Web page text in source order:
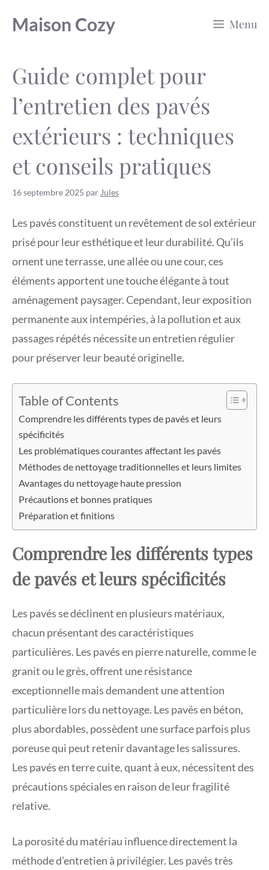
Maison Cozy Menu
Guide complet pour
l’entretien des pavés
extérieurs : techniques
et conseils pratiques
16 septembre 2025 par Jules
Les pavés constituent un revêtement de sol extérieur
prisé pour leur esthétique et leur durabilité. Qu’ils
ornent une terrasse, une allée ou une cour, ces
éléments apportent une touche élégante à tout
aménagement paysager. Cependant, leur exposition
permanente aux intempéries, à la pollution et aux
passages répétés nécessite un entretien régulier
pour préserver leur beauté originelle.
Table of Contents
Comprendre les différents types de pavés et leurs
spécificités
Les problématiques courantes affectant les pavés
Méthodes de nettoyage traditionnelles et leurs limites
Avantages du nettoyage haute pression
Précautions et bonnes pratiques
Préparation et finitions
Comprendre les différents types
de pavés et leurs spécificités
Les pavés se déclinent en plusieurs matériaux,
chacun présentant des caractéristiques
particulières. Les pavés en pierre naturelle, comme le
granit ou le grès, offrent une résistance
exceptionnelle mais demandent une attention
particulière lors du nettoyage. Les pavés en béton,
plus abordables, possèdent une surface parfois plus
poreuse qui peut retenir davantage les salissures.
Les pavés en terre cuite, quant à eux, nécessitent des
précautions spéciales en raison de leur fragilité
relative.
La porosité du matériau influence directement la
méthode d’entretien à privilégier. Les pavés très